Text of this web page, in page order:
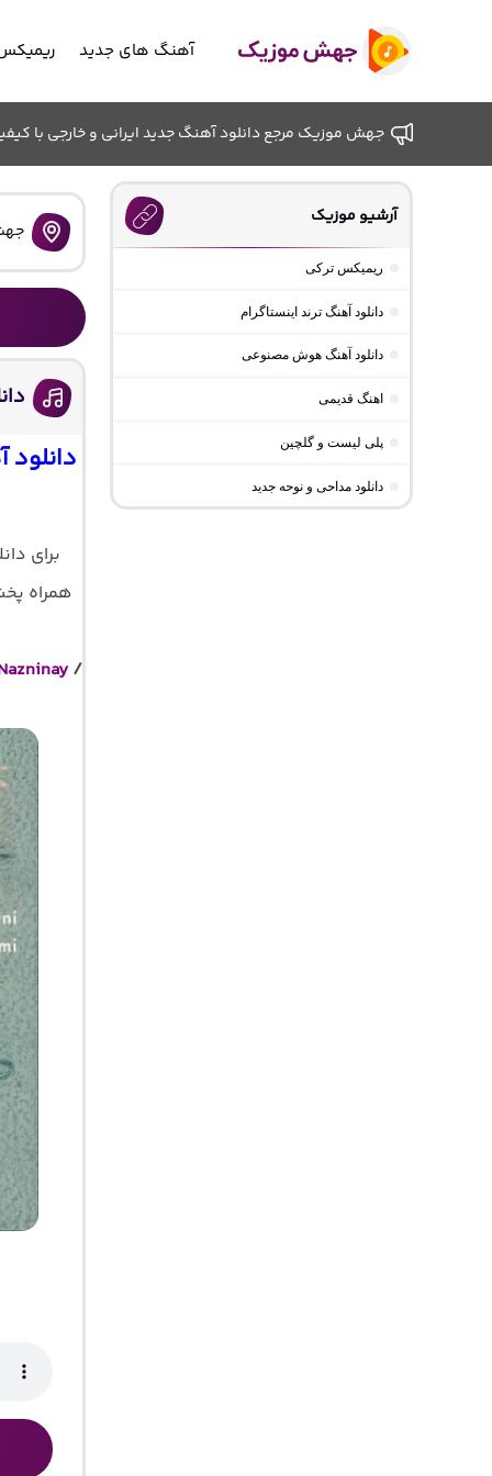
آهنگ های جدید
جهش موزیک مرجع دانلود آهنگ جدید ایرانی و خارجی با
برای
همراه پخش
/
آرشیو موزیک
ریمیکس ترکی
دانلود آهنگ ترند اینستاگرام
دانلود آهنگ هوش مصنوعی
اهنگ قدیمی
پلی لیست و گلچین
دانلود مداحی و نوحه جدید